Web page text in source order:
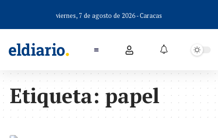
viernes, 7 de agosto de 2026 - Caracas
Etiqueta: papel